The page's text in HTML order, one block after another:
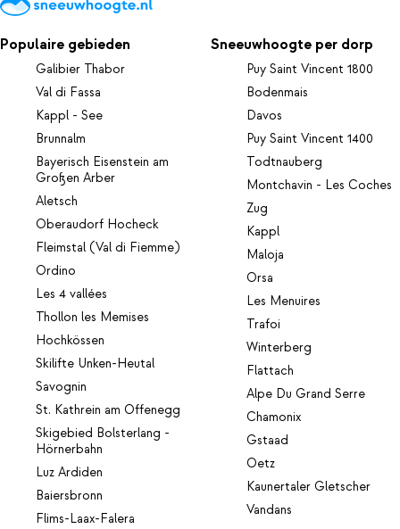
Populaire gebieden
Galibier Thabor
Val di Fassa
Kappl - See
Brunnalm
Bayerisch Eisenstein am
Großen Arber
Aletsch
Oberaudorf Hocheck
Fleimstal (Val di Fiemme)
Ordino
Les 4 vallées
Thollon les Memises
Hochkössen
Skilifte Unken-Heutal
Savognin
St. Kathrein am Offenegg
Skigebied Bolsterlang -
Hörnerbahn
Luz Ardiden
Baiersbronn
Flims-Laax-Falera
Sneeuwhoogte per dorp
Puy Saint Vincent 1800
Bodenmais
Davos
Puy Saint Vincent 1400
Todtnauberg
Montchavin - Les Coches
Zug
Kappl
Maloja
Orsa
Les Menuires
Trafoi
Winterberg
Flattach
Alpe Du Grand Serre
Chamonix
Gstaad
Oetz
Kaunertaler Gletscher
Vandans